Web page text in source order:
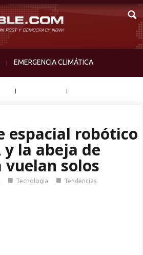
EMERGENCIA CLIMÁTICA
espacial robótico
y la abeja de
vuelan solos
■ Tecnologia ■ Tendencias